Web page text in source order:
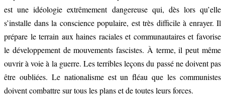
est une idéologie extrêmement dangereuse qui, dès lors qu’elle
s’installe dans la conscience populaire, est très difficile à enrayer. Il
prépare le terrain aux haines raciales et communautaires et favorise
le développement de mouvements fascistes. À terme, il peut même
ouvrir à voie à la guerre. Les terribles leçons du passé ne doivent pas
être oubliées. Le nationalisme est un fléau que les communistes
doivent combattre sur tous les plans et de toutes leurs forces.